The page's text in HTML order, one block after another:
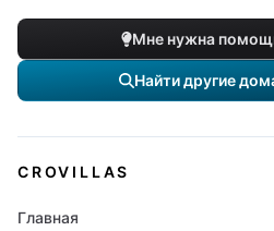
Мне нужна
Найти другие
CROVILLAS
Главная